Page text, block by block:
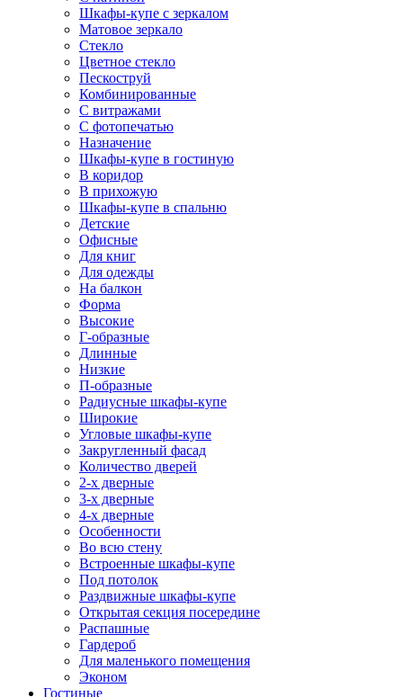
Шкафы-купе с зеркалом
Матовое зеркало
Стекло
Цветное стекло
Пескоструй
Комбинированные
С витражами
С фотопечатью
Назначение
Шкафы-купе в гостиную
В коридор
В прихожую
Шкафы-купе в спальню
Детские
Офисные
Для книг
Для одежды
На балкон
Форма
Высокие
Г-образные
Длинные
Низкие
П-образные
Радиусные шкафы-купе
Широкие
Угловые шкафы-купе
Закругленный фасад
Количество дверей
2-х дверные
3-х дверные
4-х дверные
Особенности
Во всю стену
Встроенные шкафы-купе
Под потолок
Раздвижные шкафы-купе
Открытая секция посередине
Распашные
Гардероб
Для маленького помещения
Эконом
Гостиные